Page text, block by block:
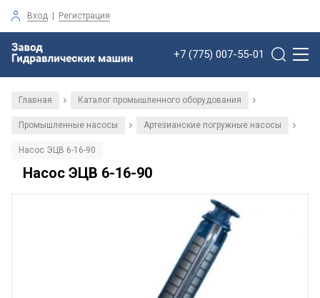
Вход | Регистрация
+7 (775) 007-55-01
Главная / Каталог промышленного оборудования /
Промышленные насосы / Артезианские погружные насосы /
Насос ЭЦВ 6-16-90
Насос ЭЦВ 6-16-90